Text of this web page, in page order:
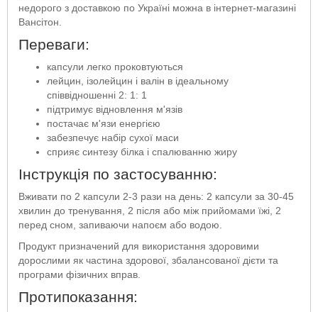
недорого з доставкою по Україні можна в інтернет-магазині
Вансітон.
Переваги:
капсули легко проковтуються
лейцин, ізолейцин і валін в ідеальному
співвідношенні 2: 1: 1
підтримує відновлення м'язів
постачає м'язи енергією
забезпечує набір сухої маси
сприяє синтезу білка і спалюванню жиру
Інструкція по застосуванню:
Вживати по 2 капсули 2-3 рази на день: 2 капсули за 30-45
хвилин до тренування, 2 після або між прийомами їжі, 2
перед сном, запиваючи напоєм або водою.
Продукт призначений для використання здоровими
дорослими як частина здорової, збалансованої дієти та
програми фізичних вправ.
Протипоказання: